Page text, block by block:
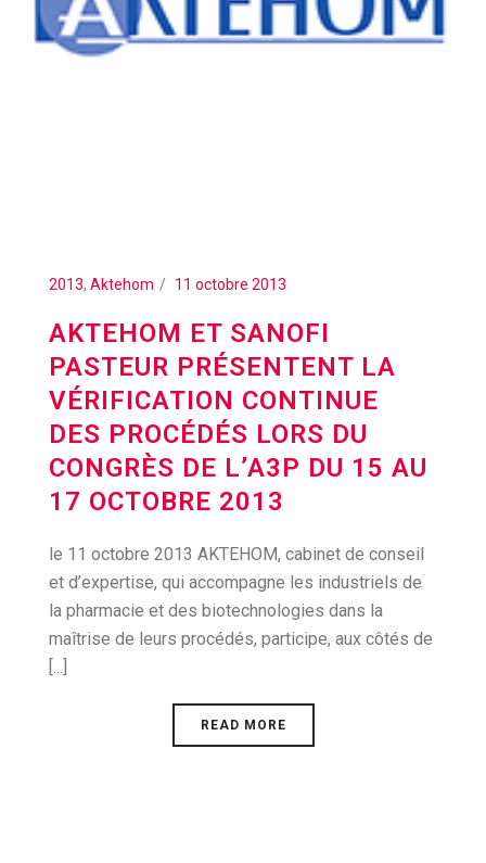
2013, Aktehom 11 octobre 2013
AKTEHOM ET SANOFI
PASTEUR PRÉSENTENT LA
VÉRIFICATION CONTINUE
DES PROCÉDÉS LORS DU
CONGRÈS DE L’A3P DU 15 AU
17 OCTOBRE 2013
le 11 octobre 2013 AKTEHOM, cabinet de conseil
et d’expertise, qui accompagne les industriels de
la pharmacie et des biotechnologies dans la
maîtrise de leurs procédés, participe, aux côtés de
[...]
READ MORE